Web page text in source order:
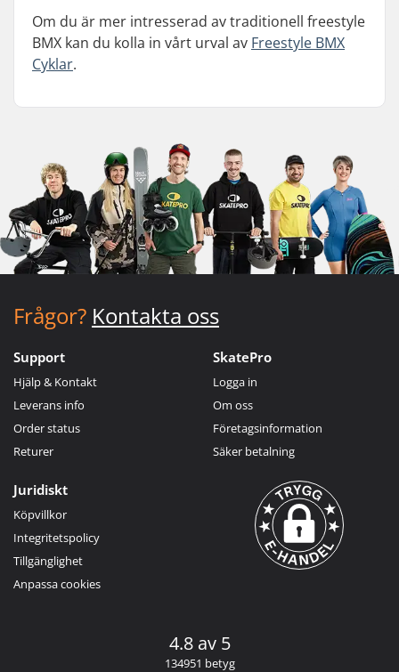
Om du är mer intresserad av traditionell freestyle
BMX kan du kolla in vårt urval av Freestyle BMX
Cyklar.
Frågor? Kontakta oss
Support
Hjälp & Kontakt
Leverans info
Order status
Returer
SkatePro
Logga in
Om oss
Företagsinformation
Säker betalning
Juridiskt
Köpvillkor
Integritetspolicy
Tillgänglighet
Anpassa cookies
4.8 av 5
134951 betyg